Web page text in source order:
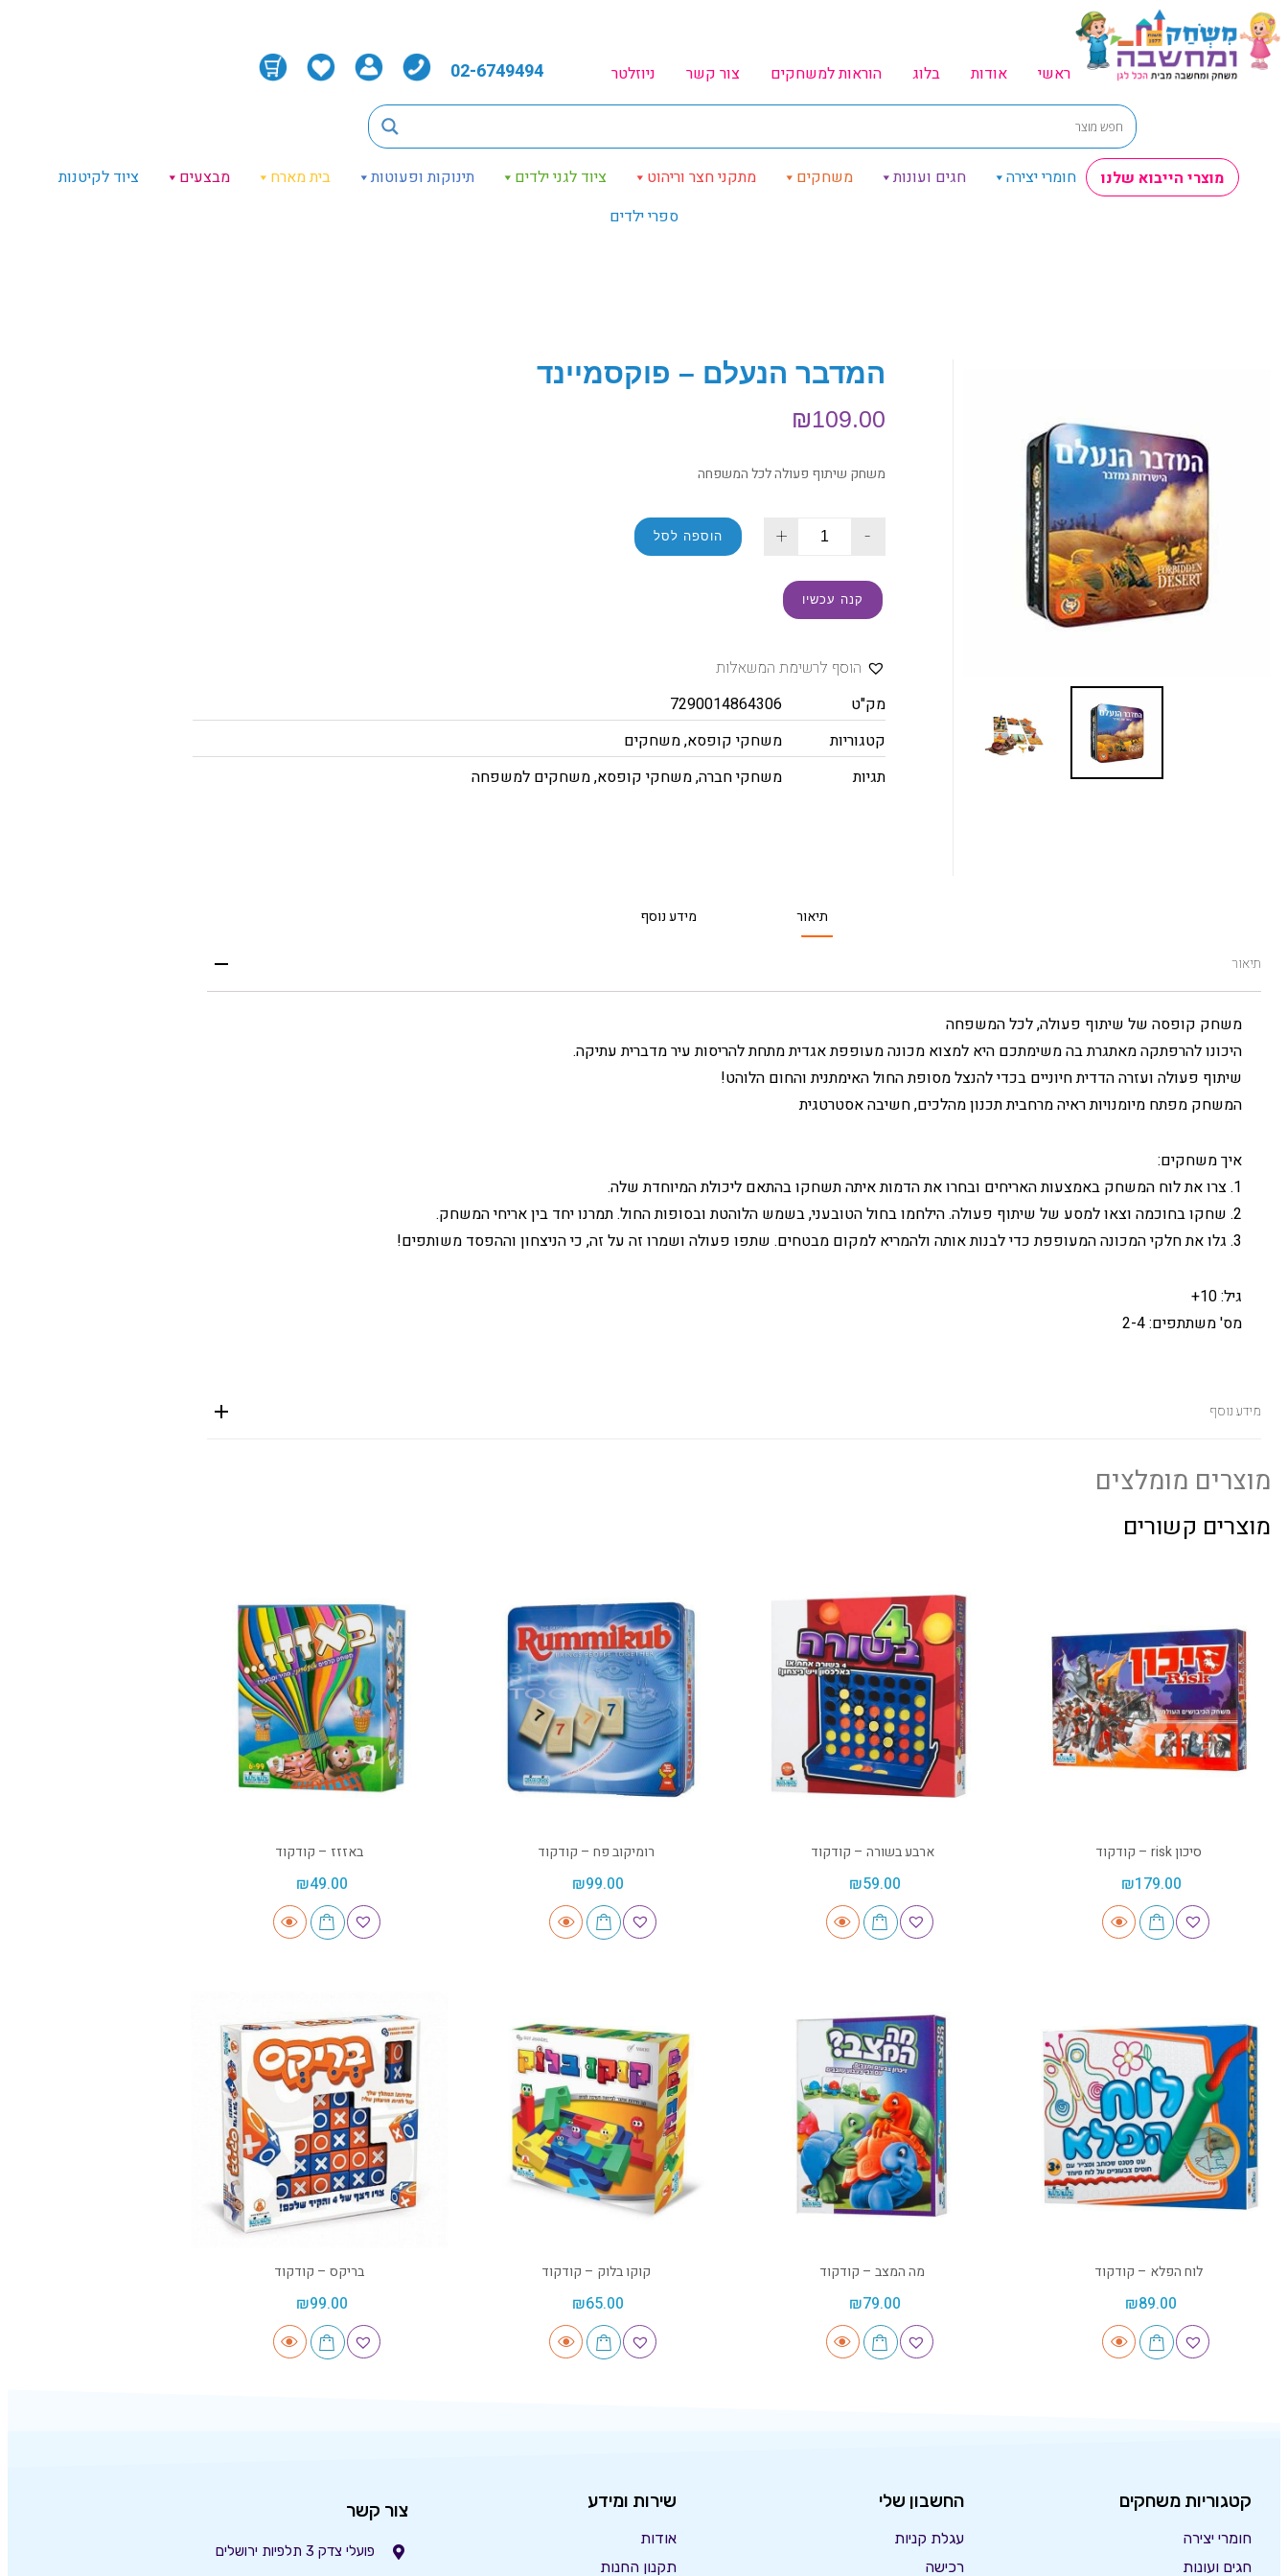
ראשי אודות בלוג הוראות למשחקים צור קשר ניוזלטר 02-6749494
מוצרי הייבוא שלנו חומרי יצירה חגים ועונות משחקים מתקני חצר וריהוט ציוד לגני ילדים תינוקות ופעוטות בית מארח מבצעים
ציוד לקיטנות
ספרי ילדים
המדבר הנעלם – פוקסמיינד
₪109.00
משחק שיתוף פעולה לכל המשפחה
-
+ הוספה לסל
קנה עכשיו
הוסף לרשימת המשאלות
מק"ט
7290014864306
קטגוריות
משחקי קופסא,משחקים
תגיות
משחקי חברה,משחקי קופסא,משחקים למשפחה
תיאור מידע נוסף
תיאור
משחק קופסה של שיתוף פעולה, לכל המשפחה
היכונו להרפתקה מאתגרת בה משימתכם היא למצוא מכונה מעופפת אגדית מתחת להריסות עיר מדברית עתיקה.
שיתוף פעולה ועזרה הדדית חיוניים בכדי להנצל מסופת החול האימתנית והחום הלוהט!
המשחק מפתח מיומנויות ראיה מרחבית תכנון מהלכים, חשיבה אסטרטגית
איך משחקים:
1. צרו את לוח המשחק באמצעות האריחים ובחרו את הדמות איתה תשחקו בהתאם ליכולת המיוחדת שלה.
2. שחקו בחוכמה וצאו למסע של שיתוף פעולה. הילחמו בחול הטובעני, בשמש הלוהטת ובסופות החול. תמרנו יחד בין אריחי המשחק.
3. גלו את חלקי המכונה המעופפת כדי לבנות אותה ולהמריא למקום מבטחים. שתפו פעולה ושמרו זה על זה, כי הניצחון וההפסד משותפים!
גיל: 10+
מס' משתתפים: 2-4
מידע נוסף
מוצרים מומלצים
מוצרים קשורים
סיכון risk – קודקוד
₪179.00
ארבע בשורה – קודקוד
₪59.00
רומיקוב פח – קודקוד
₪99.00
באזזז – קודקוד
₪49.00
לוח הפלא – קודקוד
₪89.00
מה המצב – קודקוד
₪79.00
קוקו בלוק – קודקוד
₪65.00
בריקס – קודקוד
₪99.00
קטגוריות משחקים
חומרי יצירה
חגים ועונות
החשבון שלי
עגלת קניות
רכישה
שירות ומידע
אודות
תקנון החנות
צור קשר
פועלי צדק 3 תלפיות ירושלים